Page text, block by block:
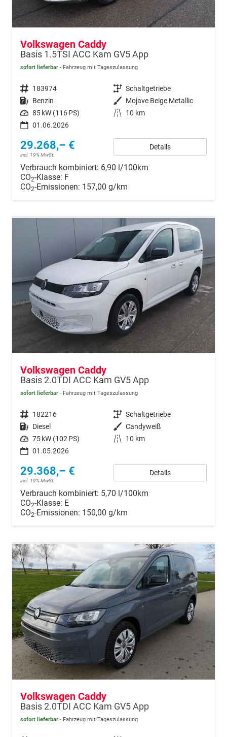
Volkswagen Caddy
Basis 1.5TSI ACC Kam GV5 App
sofort lieferbar Fahrzeug mit Tageszulassung
Fahrzeugnr. 183974 Getriebe Schaltgetriebe
Kraftstoff Benzin Außenfarbe Mojave Beige Metallic
Leistung 85 kW (116 PS) Kilometerstand
10 km
01.06.2026
29.268,– €
incl. 19% MwSt.
Details
Verbrauch kombiniert: 6,90 l/100km
CO2-Klasse: F
CO2-Emissionen: 157,00 g/km
Volkswagen Caddy
Basis 2.0TDI ACC Kam GV5 App
sofort lieferbar Fahrzeug mit Tageszulassung
Fahrzeugnr. 182216 Getriebe Schaltgetriebe
Kraftstoff Diesel Außenfarbe Candyweiß
Leistung 75 kW (102 PS) Kilometerstand
10 km
01.05.2026
29.368,– €
incl. 19% MwSt.
Details
Verbrauch kombiniert: 5,70 l/100km
CO2-Klasse: E
CO2-Emissionen: 150,00 g/km
Volkswagen Caddy
Basis 2.0TDI ACC Kam GV5 App
sofort lieferbar Fahrzeug mit Tageszulassung